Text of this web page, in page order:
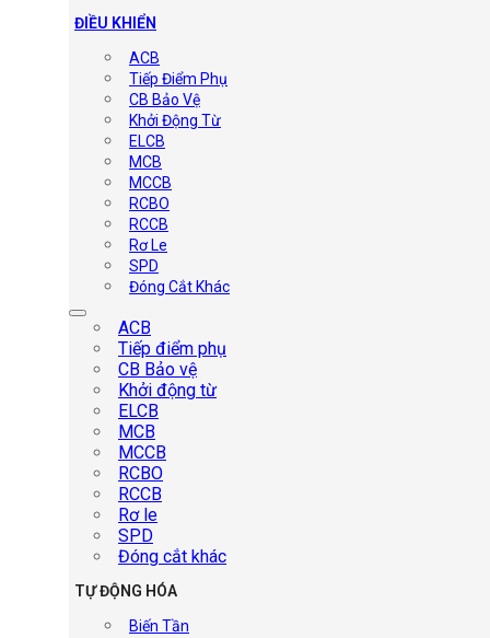
ĐIỀU KHIỂN
ACB
Tiếp Điểm Phụ
CB Bảo Vệ
Khởi Động Từ
ELCB
MCB
MCCB
RCBO
RCCB
Rơ Le
SPD
Đóng Cắt Khác
ACB
Tiếp điểm phụ
CB Bảo vệ
Khởi động từ
ELCB
MCB
MCCB
RCBO
RCCB
Rơ le
SPD
Đóng cắt khác
TỰ ĐỘNG HÓA
Biến Tần